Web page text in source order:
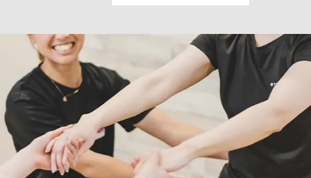
よくあるご質問
058-338-3504
入会・初回体験はこちら